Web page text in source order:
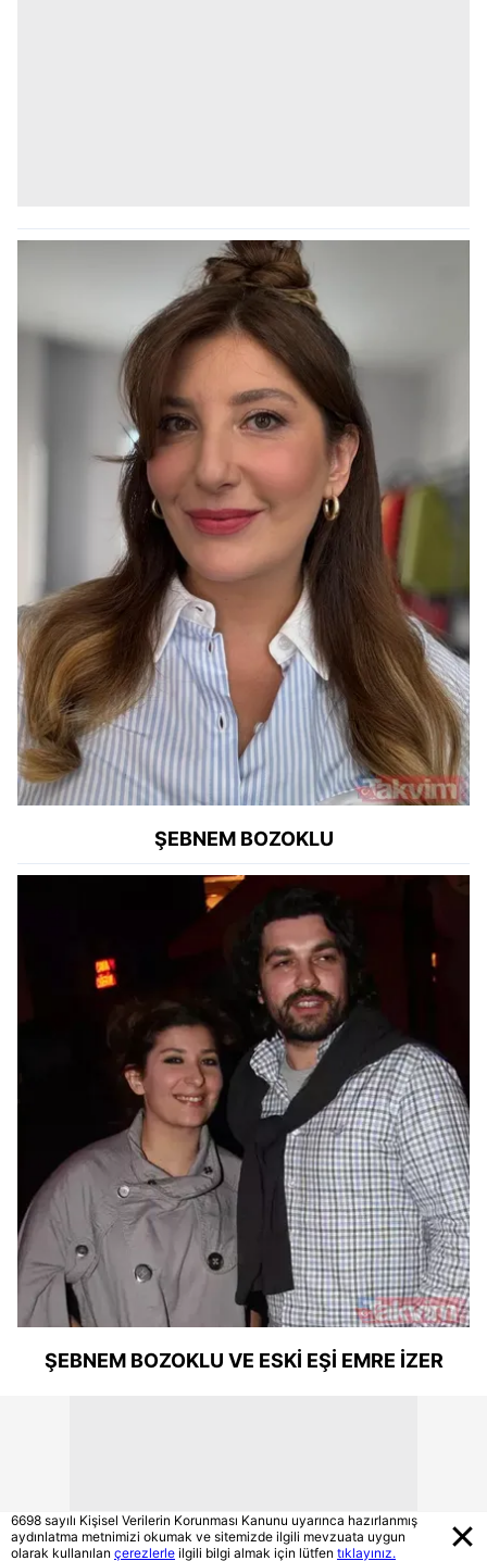
ŞEBNEM BOZOKLU
ŞEBNEM BOZOKLU VE ESKİ EŞİ EMRE İZER
6698 sayılı Kişisel Verilerin Korunması Kanunu uyarınca hazırlanmış
aydınlatma metnimizi okumak ve sitemizde ilgili mevzuata uygun
olarak kullanılan çerezlerle ilgili bilgi almak için lütfen tıklayınız.